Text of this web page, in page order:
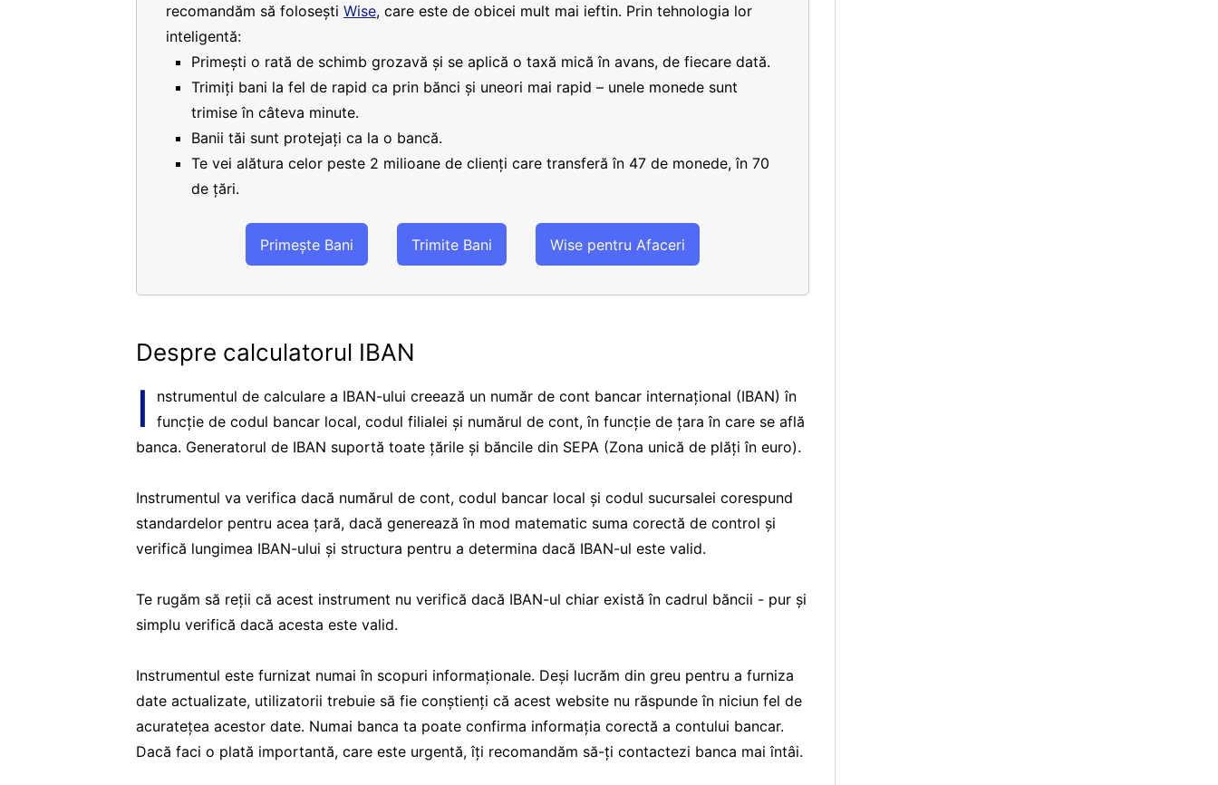
recomandăm să folosești Wise, care este de obicei mult mai ieftin. Prin tehnologia lor
inteligentă:
Primești o rată de schimb grozavă și se aplică o taxă mică în avans, de fiecare dată.
Trimiți bani la fel de rapid ca prin bănci și uneori mai rapid – unele monede sunt
trimise în câteva minute.
Banii tăi sunt protejați ca la o bancă.
Te vei alătura celor peste 2 milioane de clienți care transferă în 47 de monede, în 70
de țări.
Primește Bani Trimite Bani Wise pentru Afaceri
Despre calculatorul IBAN
I
nstrumentul de calculare a IBAN-ului creează un număr de cont bancar internațional (IBAN) în
funcție de codul bancar local, codul filialei și numărul de cont, în funcție de țara în care se află
banca. Generatorul de IBAN suportă toate țările și băncile din SEPA (Zona unică de plăți în euro).
Instrumentul va verifica dacă numărul de cont, codul bancar local și codul sucursalei corespund
standardelor pentru acea țară, dacă generează în mod matematic suma corectă de control și
verifică lungimea IBAN-ului și structura pentru a determina dacă IBAN-ul este valid.
Te rugăm să reții că acest instrument nu verifică dacă IBAN-ul chiar există în cadrul băncii - pur și
simplu verifică dacă acesta este valid.
Instrumentul este furnizat numai în scopuri informaționale. Deși lucrăm din greu pentru a furniza
date actualizate, utilizatorii trebuie să fie conștienți că acest website nu răspunde în niciun fel de
acuratețea acestor date. Numai banca ta poate confirma informația corectă a contului bancar.
Dacă faci o plată importantă, care este urgentă, îți recomandăm să-ți contactezi banca mai întâi.